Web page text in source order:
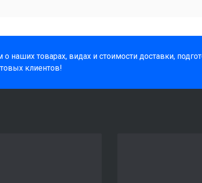
наших товарах, видах и стоимости доставки,
клиентов!